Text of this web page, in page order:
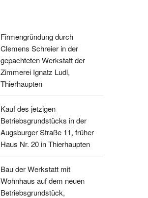
Firmengründung durch
Clemens Schreier in der
gepachteten Werkstatt der
Zimmerei Ignatz Ludl,
Thierhaupten
Kauf des jetzigen
Betriebsgrundstücks in der
Augsburger Straße 11, früher
Haus Nr. 20 in Thierhaupten
Bau der Werkstatt mit
Wohnhaus auf dem neuen
Betriebsgrundstück,